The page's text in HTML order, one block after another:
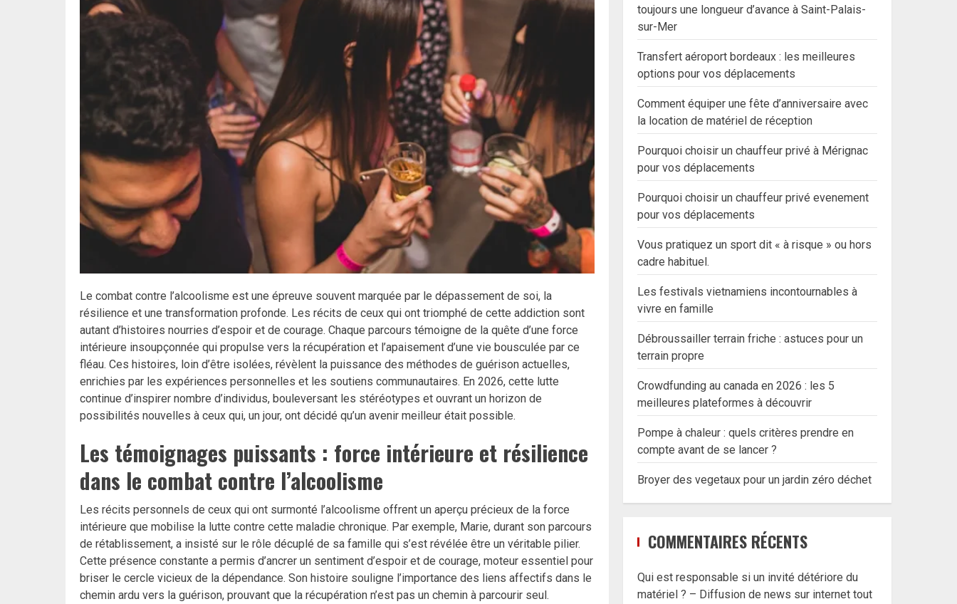
Le combat contre l’alcoolisme est une épreuve souvent marquée par le dépassement de soi, la
résilience et une transformation profonde. Les récits de ceux qui ont triomphé de cette addiction sont
autant d’histoires nourries d’espoir et de courage. Chaque parcours témoigne de la quête d’une force
intérieure insoupçonnée qui propulse vers la récupération et l’apaisement d’une vie bousculée par ce
fléau. Ces histoires, loin d’être isolées, révèlent la puissance des méthodes de guérison actuelles,
enrichies par les expériences personnelles et les soutiens communautaires. En 2026, cette lutte
continue d’inspirer nombre d’individus, bouleversant les stéréotypes et ouvrant un horizon de
possibilités nouvelles à ceux qui, un jour, ont décidé qu’un avenir meilleur était possible.
Les témoignages puissants : force intérieure et résilience
dans le combat contre l’alcoolisme
Les récits personnels de ceux qui ont surmonté l’alcoolisme offrent un aperçu précieux de la force
intérieure que mobilise la lutte contre cette maladie chronique. Par exemple, Marie, durant son parcours
de rétablissement, a insisté sur le rôle décuplé de sa famille qui s’est révélée être un véritable pilier.
Cette présence constante a permis d’ancrer un sentiment d’espoir et de courage, moteur essentiel pour
briser le cercle vicieux de la dépendance. Son histoire souligne l’importance des liens affectifs dans le
chemin ardu vers la guérison, prouvant que la récupération n’est pas un chemin à parcourir seul.
toujours une longueur d’avance à Saint-Palais-
sur-Mer
Transfert aéroport bordeaux : les meilleures
options pour vos déplacements
Comment équiper une fête d’anniversaire avec
la location de matériel de réception
Pourquoi choisir un chauffeur privé à Mérignac
pour vos déplacements
Pourquoi choisir un chauffeur privé evenement
pour vos déplacements
Vous pratiquez un sport dit « à risque » ou hors
cadre habituel.
Les festivals vietnamiens incontournables à
vivre en famille
Débroussailler terrain friche : astuces pour un
terrain propre
Crowdfunding au canada en 2026 : les 5
meilleures plateformes à découvrir
Pompe à chaleur : quels critères prendre en
compte avant de se lancer ?
Broyer des vegetaux pour un jardin zéro déchet
COMMENTAIRES RÉCENTS
Qui est responsable si un invité détériore du
matériel ? – Diffusion de news sur internet tout